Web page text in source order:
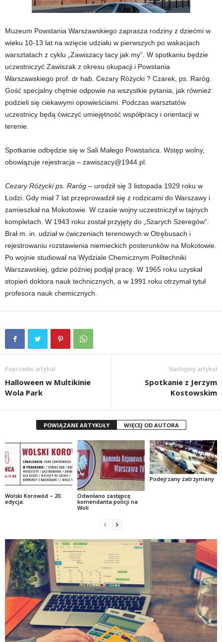
Muzeum Powstania Warszawskiego zaprasza rodziny z dziećmi w
wieku 10-13 lat na wzięcie udziału w pierwszych po wakacjach
warsztatach z cyklu „Zawiszacy tacy jak my”. W spotkaniu będzie
uczestniczyć Zawiszak z okresu okupacji i Powstania
Warszawskiego prof. dr hab. Cezary Różycki ? Czarek, ps. Raróg.
Gość specjalny chętnie odpowie na wszystkie pytania, jak również
podzieli się ciekawymi opowieściami. Podczas warsztatów
uczestnicy będą ćwiczyć umiejętność współpracy i orientacji w
terenie.
Spotkanie odbędzie się w Sali Małego Powstańca. Wstęp wolny,
obowiązuje rejestracja – zawiszacy@1944.pl.
Cezary Różycki ps. Raróg – urodził się 3 listopada 1929 roku w
Łodzi. Gdy miał 7 lat przeprowadził się z rodzicami do Warszawy i
zamieszkał na Mokotowie. W czasie wojny uczestniczył w tajnych
kompletach. W 1943 roku został przyjęty do „Szarych Szeregów”.
Brał m. in. udział w ćwiczeniach terenowych w Otrębusach i
rejestrowaniu rozstawienia niemieckich posterunków na Mokotowie.
Po wojnie studiował na Wydziale Chemicznym Politechniki
Warszawskiej, gdzie później podjął pracę. W 1965 roku uzyskał
stopień doktora nauk technicznych, a w 1991 roku otrzymał tytuł
profesora nauk chemicznych.
Poprzedni artykuł
Halloween w Multikinie
Wola Park
Następny artykuł
Spotkanie z Jerzym
Kostowskim
POWIĄZANE ARTYKUŁY WIĘCEJ OD AUTORA
Wolski Korowód – 20.
edycja.
Odwołano zastępcę
komendanta policji na
Woli
Podejrzany zatrzymany